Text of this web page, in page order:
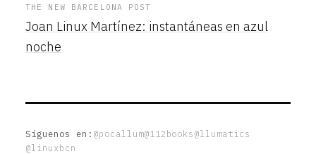
THE NEW BARCELONA POST
Joan Linux Martínez: instantáneas en azul
noche
Síguenos en: @pocallum@112books@llumatics
@linuxbcn